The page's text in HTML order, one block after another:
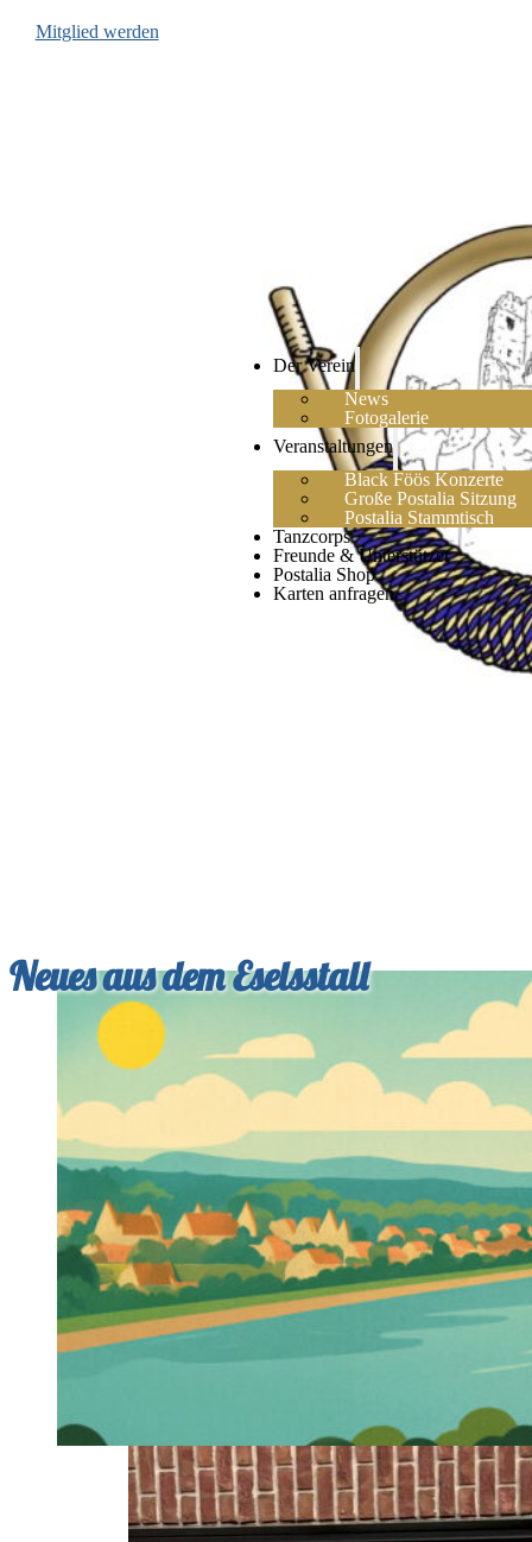
Mitglied werden
Der Verein
News
Fotogalerie
Veranstaltungen
Black Föös Konzerte
Große Postalia Sitzung
Postalia Stammtisch
Tanzcorps
Freunde & Unterstützer
Postalia Shop
Karten anfragen
Neues aus dem Eselsstall